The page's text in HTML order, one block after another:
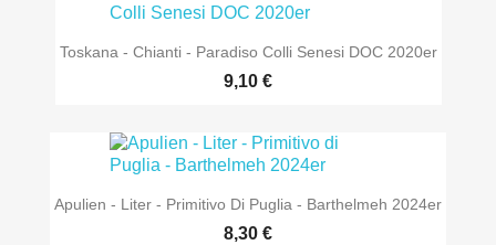
Toskana - Chianti - Paradiso Colli Senesi DOC 2020er
9,10 €
Apulien - Liter - Primitivo Di Puglia - Barthelmeh 2024er
8,30 €